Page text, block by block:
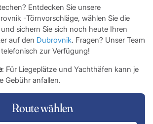
Entdecken Sie unsere
-Törnvorschläge, wählen Sie die
sichern Sie sich noch heute Ihren
auf den Dubrovnik. Fragen? Unser Team
zur Verfügung!
: Für Liegeplätze und Yachthäfen kann je
Gebühr anfallen.
Route wählen